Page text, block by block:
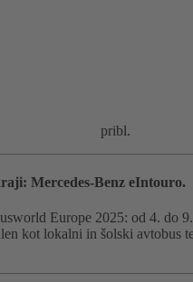
pribl.
Mercedes-Benz eIntouro.
Europe 2025: od 4. do
kot lokalni in šolski avtobus